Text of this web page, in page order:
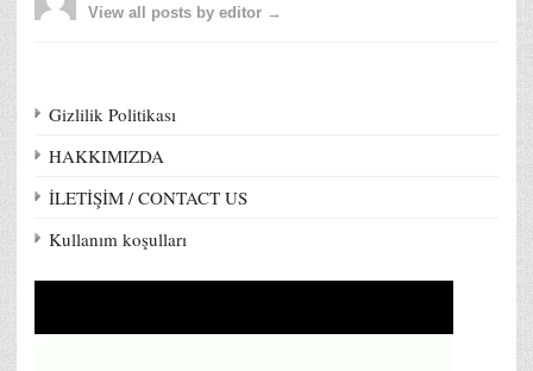
View all posts by editor →
Gizlilik Politikası
HAKKIMIZDA
İLETİŞİM / CONTACT US
Kullanım koşulları